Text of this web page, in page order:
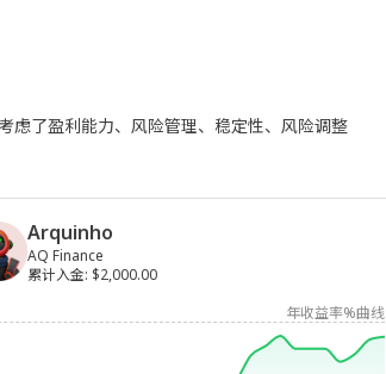
虑了盈利能力、风险管理、稳定性、风险调整
Arquinho
AQ Finance
累计入金: $2,000.00
年收益率%曲线